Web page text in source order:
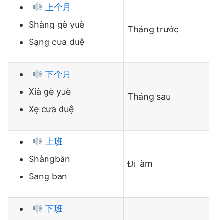
上个月
Shàng gè yuè
Sạng cưa duệ
Tháng trước
下个月
Xià gè yuè
Xẹ cưa duệ
Tháng sau
上班
Shàngbān
Sang ban
Đi làm
下班